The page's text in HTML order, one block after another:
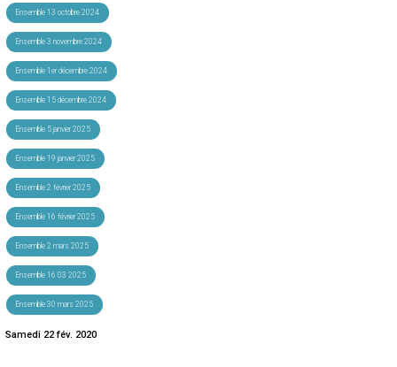
Ensemble 13 octobre 2024
Ensemble 3 novembre 2024
Ensemble 1er décembre 2024
Ensemble 15 décembre 2024
Ensemble 5 janvier 2025
Ensemble 19 janvier 2025
Ensemble 2 février 2025
Ensemble 16 février 2025
Ensemble 2 mars 2025
Ensemble 16 03 2025
Ensemble 30 mars 2025
Samedi 22 fév. 2020